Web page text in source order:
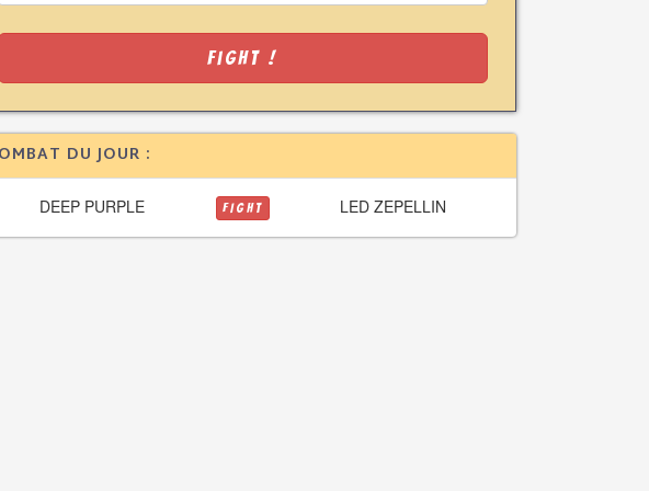
Fight !
DU JOUR :
DEEP PURPLE FIGHT LED ZEPELLIN